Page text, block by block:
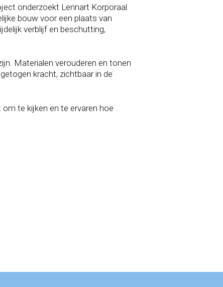
onderzoekt Lennart Korporaal
bouw voor een plaats van
verblijf en beschutting,
Materialen verouderen en tonen
kracht, zichtbaar in de
te kijken en te ervaren hoe